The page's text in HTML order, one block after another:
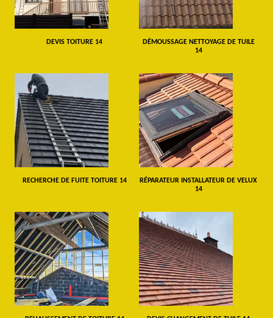
DEVIS TOITURE 14
DÉMOUSSAGE NETTOYAGE DE TUILE
14
RECHERCHE DE FUITE TOITURE 14
RÉPARATEUR INSTALLATEUR DE VELUX
14